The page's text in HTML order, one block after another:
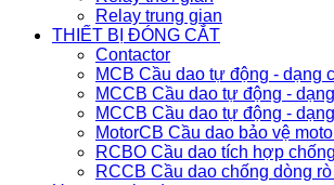
Relay trung gian
THIẾT BỊ ĐÓNG CẮT
Contactor
MCB Cầu dao tự động - dạng
MCCB Cầu dao tự động -
MCCB Cầu dao tự động -
MotorCB Cầu dao bảo vệ
RCBO Cầu dao tích hợp
RCCB Cầu dao chống dòng